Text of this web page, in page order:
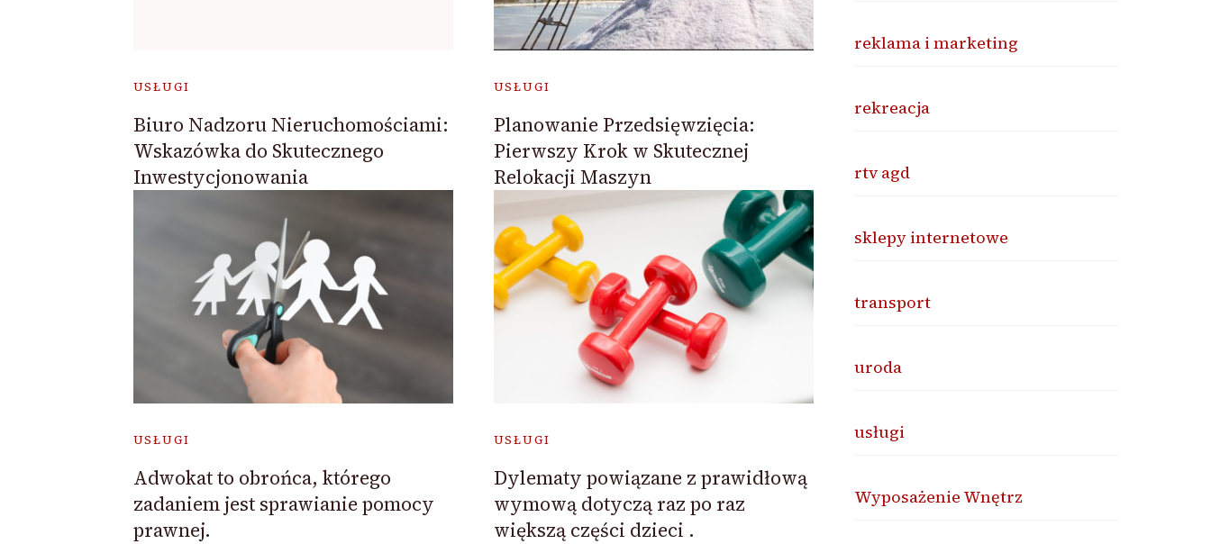
USŁUGI
Biuro Nadzoru Nieruchomościami:
Wskazówka do Skutecznego
Inwestycjonowania
USŁUGI
Planowanie Przedsięwzięcia:
Pierwszy Krok w Skutecznej
Relokacji Maszyn
USŁUGI
Adwokat to obrońca, którego
zadaniem jest sprawianie pomocy
prawnej.
USŁUGI
Dylematy powiązane z prawidłową
wymową dotyczą raz po raz
większą części dzieci .
reklama i marketing
rekreacja
rtv agd
sklepy internetowe
transport
uroda
usługi
Wyposażenie Wnętrz